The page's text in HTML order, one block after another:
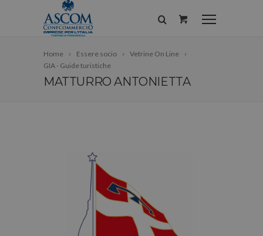
Home Essere socio
Vetrine On Line
GIA - Guide turistiche
MATTURRO ANTONIETTA